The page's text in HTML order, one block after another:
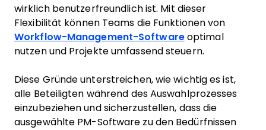
wirklich benutzerfreundlich ist. Mit dieser
Flexibilität können Teams die Funktionen von
Workflow-Management-Softwareoptimal
nutzen und Projekte umfassend steuern.
Diese Gründe unterstreichen, wie wichtig es ist,
alle Beteiligten während des Auswahlprozesses
einzubeziehen und sicherzustellen, dass die
ausgewählte PM-Software zu den Bedürfnissen